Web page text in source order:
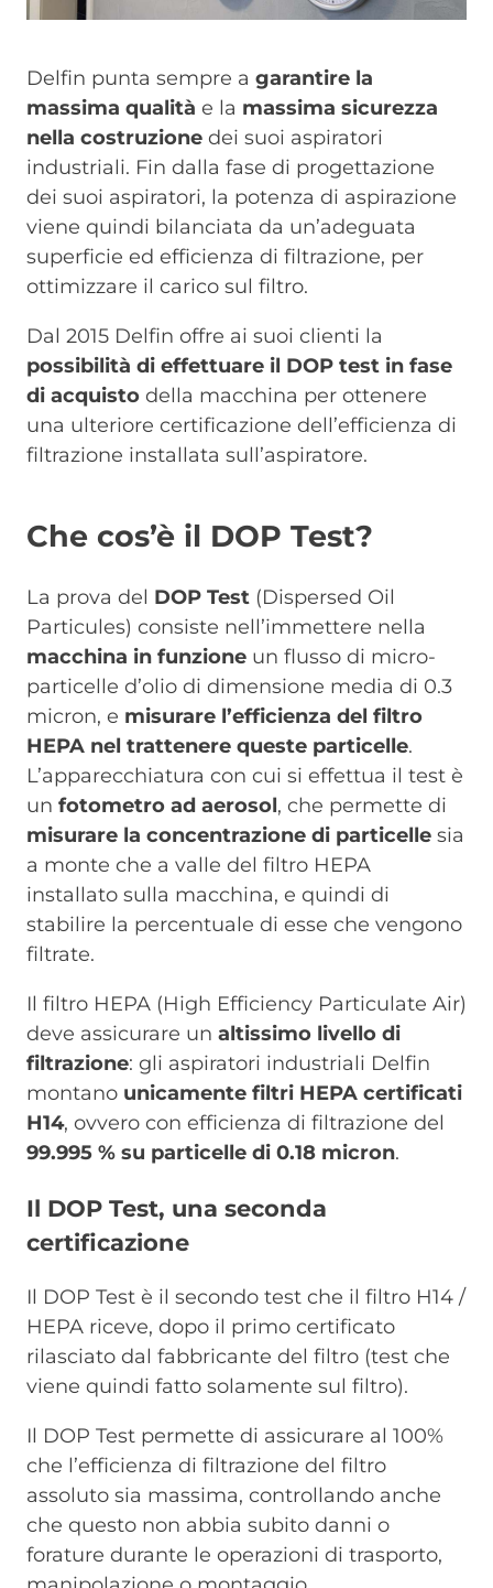
Delfin punta sempre a garantire la
massima qualità e la massima sicurezza
nella costruzione dei suoi aspiratori
industriali. Fin dalla fase di progettazione
dei suoi aspiratori, la potenza di aspirazione
viene quindi bilanciata da un’adeguata
superficie ed efficienza di filtrazione, per
ottimizzare il carico sul filtro.
Dal 2015 Delfin offre ai suoi clienti la
possibilità di effettuare il DOP test in fase
di acquisto della macchina per ottenere
una ulteriore certificazione dell’efficienza di
filtrazione installata sull’aspiratore.
Che cos’è il DOP Test?
La prova del DOP Test (Dispersed Oil
Particules) consiste nell’immettere nella
macchina in funzione un flusso di micro-
particelle d’olio di dimensione media di 0.3
micron, e misurare l’efficienza del filtro
HEPA nel trattenere queste particelle.
L’apparecchiatura con cui si effettua il test è
un fotometro ad aerosol, che permette di
misurare la concentrazione di particelle sia
a monte che a valle del filtro HEPA
installato sulla macchina, e quindi di
stabilire la percentuale di esse che vengono
filtrate.
Il filtro HEPA (High Efficiency Particulate Air)
deve assicurare un altissimo livello di
filtrazione: gli aspiratori industriali Delfin
montano unicamente filtri HEPA certificati
H14, ovvero con efficienza di filtrazione del
99.995 % su particelle di 0.18 micron.
Il DOP Test, una seconda
certificazione
Il DOP Test è il secondo test che il filtro H14 /
HEPA riceve, dopo il primo certificato
rilasciato dal fabbricante del filtro (test che
viene quindi fatto solamente sul filtro).
Il DOP Test permette di assicurare al 100%
che l’efficienza di filtrazione del filtro
assoluto sia massima, controllando anche
che questo non abbia subito danni o
forature durante le operazioni di trasporto,